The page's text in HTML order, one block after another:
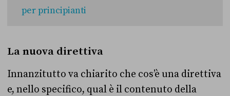
per principianti
La nuova direttiva
Innanzitutto va chiarito che cos’è una direttiva
e, nello specifico, qual è il contenuto della